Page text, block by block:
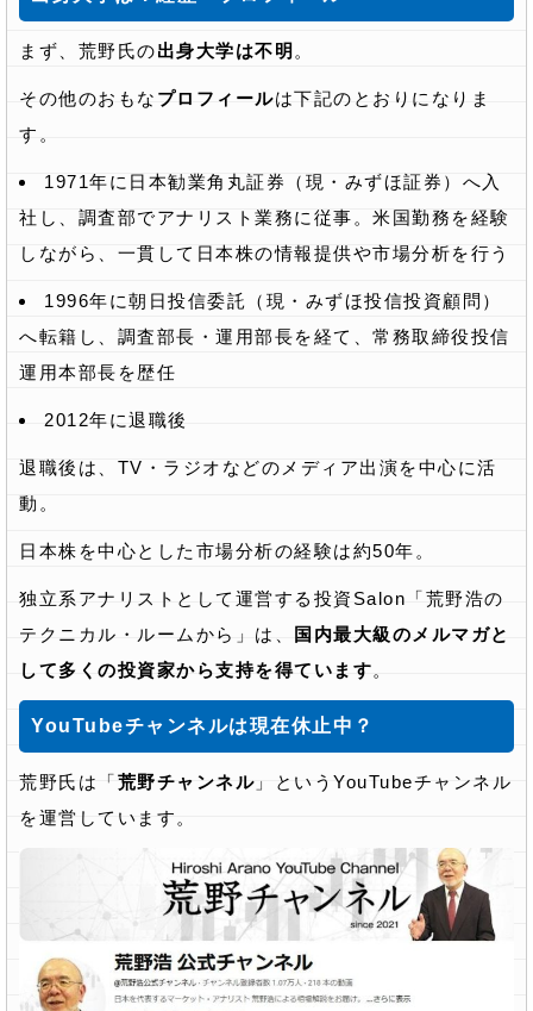
まず、荒野氏の出身大学は不明 。
その他のおもな プロフィールは下記のとおりになりま
す。
1971年に日本勧業角丸証券（現・みずほ証券）へ入
社し、調査部でアナリスト業務に従事。米国勤務を経験
しながら、一貫して日本株の情報提供や市場分析を行う
1996年に朝日投信委託（現・みずほ投信投資顧問）
へ転籍し、調査部長・運用部長を経て、常務取締役投信
運用本部長を歴任
2012年に退職後
退職後は、TV・ラジオなどのメディア出演を中心に活
動。
日本株を中心とした市場分析の経験は約50年。
独立系アナリストとして運営する投資Salon「荒野浩の
テクニカル・ルームから」は、
国内最大級のメルマガと
して多くの投資家から支持を得ています。
YouTubeチャンネルは現在休止中？
荒野氏は「荒野チャンネル 」というYouTubeチャンネル
を運営しています。